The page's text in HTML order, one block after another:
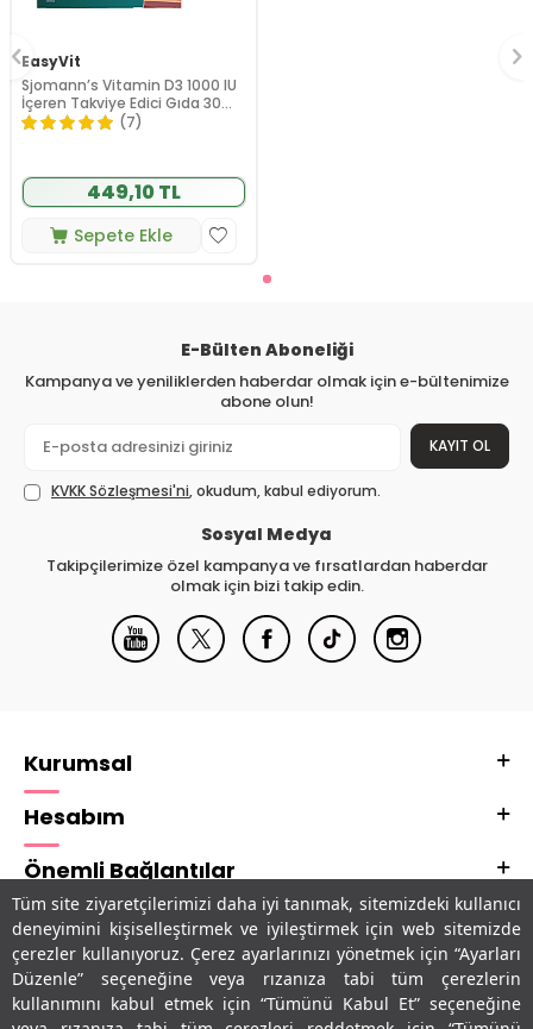
Tüm site ziyaretçilerimizi daha iyi tanımak, sitemizdeki kullanıcı
deneyimini kişiselleştirmek ve iyileştirmek için web sitemizde
çerezler kullanıyoruz. Çerez ayarlarınızı yönetmek için “Ayarları
Düzenle” seçeneğine veya rızanıza tabi tüm çerezlerin
kullanımını kabul etmek için “Tümünü Kabul Et” seçeneğine
EasyVit
Sjomann’s Vitamin D3 1000 IU
İçeren Takviye Edici Gıda 30
Adet Çiğnenebilir Jel Form
(7)
449,10 TL
Sepete Ekle
E-Bülten Aboneliği
Kampanya ve yeniliklerden haberdar olmak için e-bültenimize
abone olun!
KAYIT OL
KVKK Sözleşmesi'ni, okudum, kabul ediyorum.
Sosyal Medya
Takipçilerimize özel kampanya ve fırsatlardan haberdar
olmak için bizi takip edin.
Kurumsal
Hesabım
Önemli Bağlantılar
Adres & İletişim
Uygulamalarımız